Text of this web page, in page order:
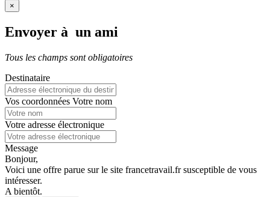
×
Envoyer à un ami
Tous les champs sont obligatoires
Destinataire
Vos coordonnées Votre nom
Votre adresse électronique
Message
Bonjour,
Voici une offre parue sur le site francetravail.fr susceptible de vous
intéresser.
A bientôt.